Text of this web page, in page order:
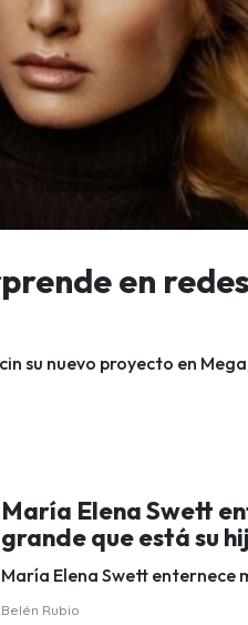
en
su nuevo proyecto en
María Elena Swett
grande que está su
María Elena Swett enternece
Belén Rubio